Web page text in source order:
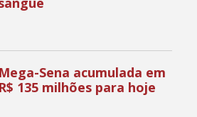
Mega-Sena acumulada em
R$ 135 milhões para hoje